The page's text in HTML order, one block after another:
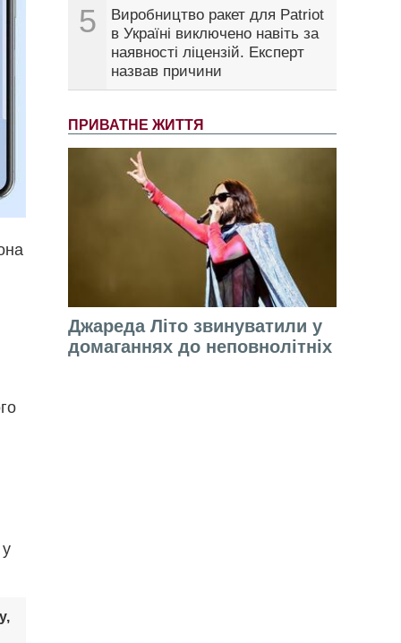
5
Виробництво ракет для Patriot
в Україні виключено навіть за
наявності ліцензій. Експерт
назвав причини
ПРИВАТНЕ ЖИТТЯ
Джареда Літо звинуватили у
домаганнях до неповнолітніх